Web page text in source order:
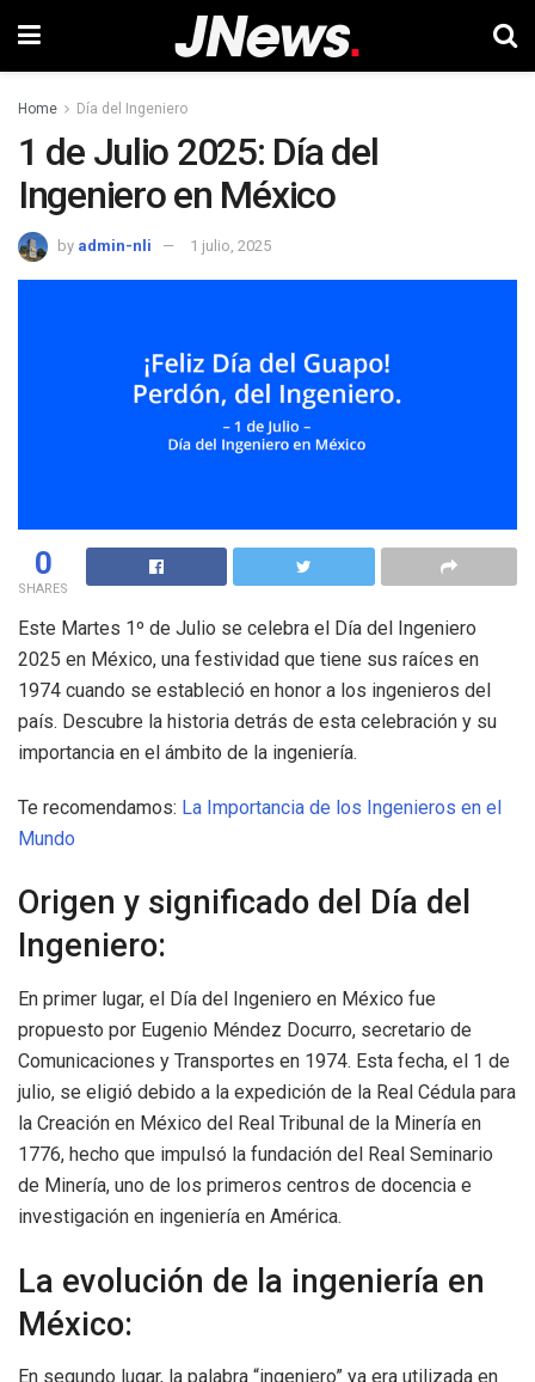
Home Día del Ingeniero
1 de Julio 2025: Día del
Ingeniero en México
by admin-nli 1 julio, 2025
0
SHARES
Este Martes 1º de Julio se celebra el Día del Ingeniero
2025 en México, una festividad que tiene sus raíces en
1974 cuando se estableció en honor a los ingenieros del
país. Descubre la historia detrás de esta celebración y su
importancia en el ámbito de la ingeniería.
Te recomendamos: La Importancia de los Ingenieros en el
Mundo
Origen y significado del Día del
Ingeniero:
En primer lugar, el Día del Ingeniero en México fue
propuesto por Eugenio Méndez Docurro, secretario de
Comunicaciones y Transportes en 1974. Esta fecha, el 1 de
julio, se eligió debido a la expedición de la Real Cédula para
la Creación en México del Real Tribunal de la Minería en
1776, hecho que impulsó la fundación del Real Seminario
de Minería, uno de los primeros centros de docencia e
investigación en ingeniería en América.
La evolución de la ingeniería en
México:
En segundo lugar, la palabra “ingeniero” ya era utilizada en